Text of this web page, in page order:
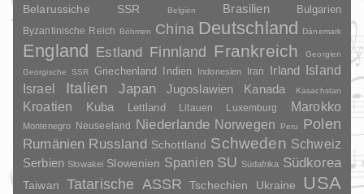
Belarussiche SSR Belgien Brasilien Bulgarien
Byzantinische Reich Böhmen China Deutschland Dänemark
England Estland Finnland Frankreich
Georgien
Georgische SSR
Griechenland Indien Indonesien Iran Irland
Island
Israel
Italien Japan Jugoslawien Kanada Kasachstan
Kroatien Kuba Lettland Litauen Luxemburg Marokko
Montenegro Neuseeland Niederlande Norwegen Peru
Polen
Rumänien Russland Schottland Schweden Schweiz
Serbien Slowakei Slowenien Spanien SU Südafrika Südkorea
Taiwan Tatarische ASSR Tschechien Ukraine USA